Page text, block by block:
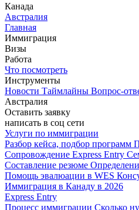
Канада
Австралия
Главная
Иммиграция
Визы
Работа
Что посмотреть
Инструменты
Новости Таймлайны Вопрос-
Австралия
Оставить заявку
написать в соц сети
Услуги по иммиграции
Разбор кейса, подбор программ
Сопровождение Express Entry
Составление резюме
Помощь эвалюации в WES
Иммиграция в Канаду в 2026
Express Entry
Процесс иммиграции Сколько